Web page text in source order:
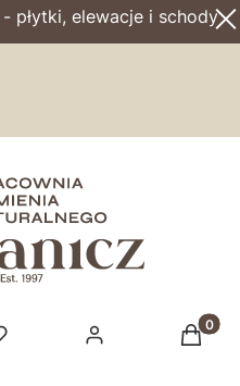
płytki, elewacje i schody